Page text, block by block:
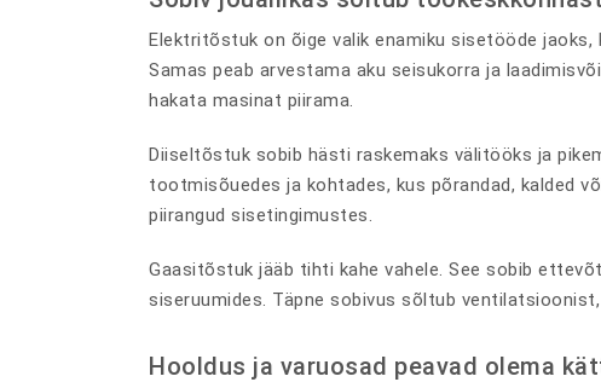
Elektritõstuk on õige valik enamiku sisetööde jaoks,
Samas peab arvestama aku seisukorra ja
hakata masinat piirama.
Diiseltõstuk sobib hästi raskemaks välitööks ja
tootmisõuedes ja kohtades, kus põrandad, kalded
piirangud sisetingimustes.
Gaasitõstuk jääb tihti kahe vahele. See sobib
siseruumides. Täpne sobivus sõltub
Hooldus ja varuosad peavad olema